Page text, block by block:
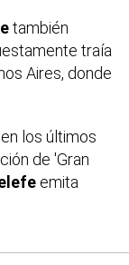
también
traía
Aires, donde
en los últimos
de 'Gran
emita